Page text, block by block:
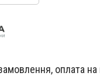
оплата